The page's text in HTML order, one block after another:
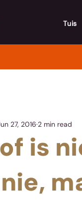
Tuis
is
27, 2016 2 min read